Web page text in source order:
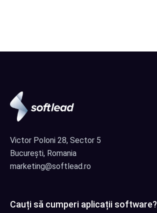
Victor Poloni 28, Sector 5
București, Romania
marketing@softlead.ro
Cauți să cumperi aplicații software?